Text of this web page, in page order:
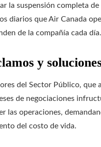
la suspensión completa
diarios que Air Canada
de la compañía cada día.
y
del Sector Público,
de negociaciones
las operaciones,
del costo de vida.